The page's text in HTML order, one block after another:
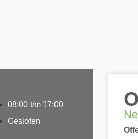
08:00 t/m 17:00
Gesloten